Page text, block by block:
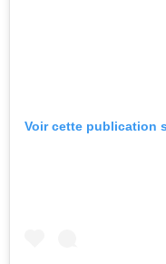
Voir cette publication